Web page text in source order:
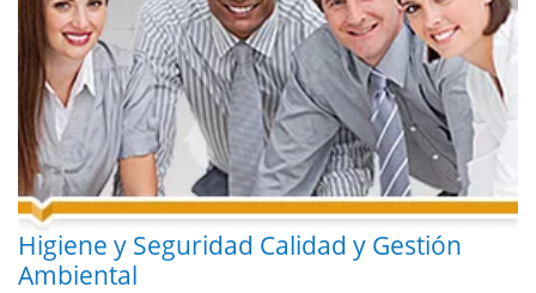
Higiene y Seguridad Calidad y Gestión
Ambiental